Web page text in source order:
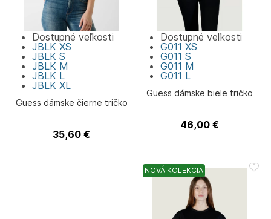
Guess dámske čierne tričko
35,60 €
Dostupné veľkosti
JBLK XS
JBLK S
JBLK M
JBLK L
JBLK XL
Guess dámske biele tričko
46,00 €
Dostupné veľkosti
G011 XS
G011 S
G011 M
G011 L
NOVÁ KOLEKCIA